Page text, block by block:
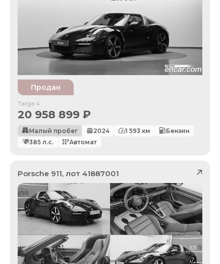
Продан
Targa 4
20 958 899 ₽
Малый пробег 2024 1 593 км
Бензин
385 л.с. Автомат
Porsche 911, лот 41887001